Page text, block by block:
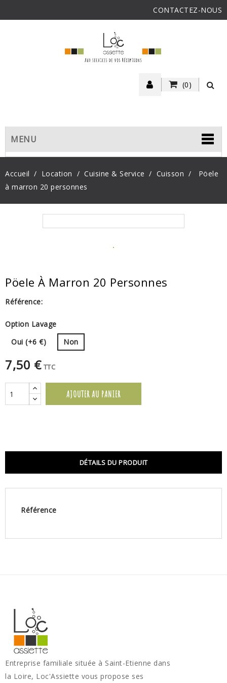
CONTACTEZ-NOUS
(0)
MENU
Accueil Location Cuisine & Service Cuisson
Pöele
à marron 20 personnes
Pöele À Marron 20 Personnes
Référence:
Option Lavage
Oui (+6 €)
Non
7,50 € TTC
AJOUTER AU PANIER
DÉTAILS DU PRODUIT
Référence
Entreprise familiale située à Saint-Etienne dans
la Loire, Loc'Assiette vous propose ses